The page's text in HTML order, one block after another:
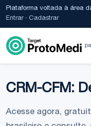
Plataforma voltada à área
Entrar· Cadastrar
CRM-CFM:
Acesse agora,